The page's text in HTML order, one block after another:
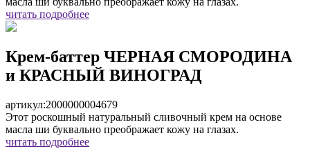
читать подробнее
Крем-баттер ЧЕРНАЯ СМОРОДИНА
и КРАСНЫЙ ВИНОГРАД
артикул:2000000004679
Этот роскошный натуральный сливочный крем на основе
масла ши буквально преображает кожу на глазах.
читать подробнее